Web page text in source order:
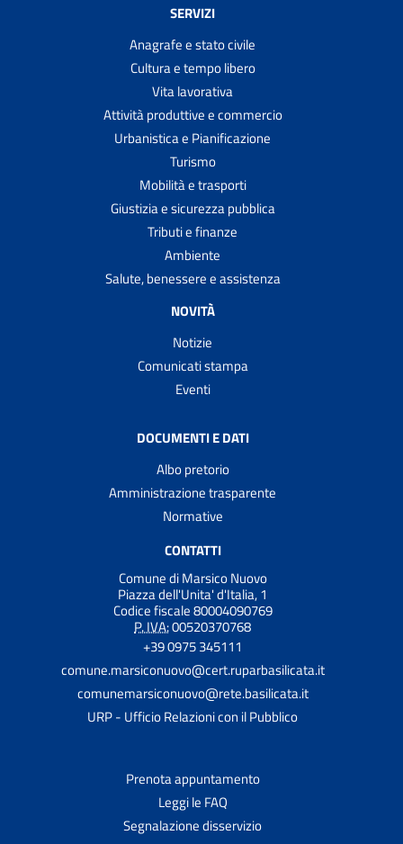
SERVIZI
Anagrafe e stato civile
Cultura e tempo libero
Vita lavorativa
Attività produttive e commercio
Urbanistica e Pianificazione
Turismo
Mobilità e trasporti
Giustizia e sicurezza pubblica
Tributi e finanze
Ambiente
Salute, benessere e assistenza
NOVITÀ
Notizie
Comunicati stampa
Eventi
DOCUMENTI E DATI
Albo pretorio
Amministrazione trasparente
Normative
CONTATTI
Comune di Marsico Nuovo
Piazza dell'Unita' d'Italia, 1
Codice fiscale 80004090769
P. IVA:00520370768
+39 0975 345111
comune.marsiconuovo@cert.ruparbasilicata.it
comunemarsiconuovo@rete.basilicata.it
URP - Ufficio Relazioni con il Pubblico
Prenota appuntamento
Leggi le FAQ
Segnalazione disservizio